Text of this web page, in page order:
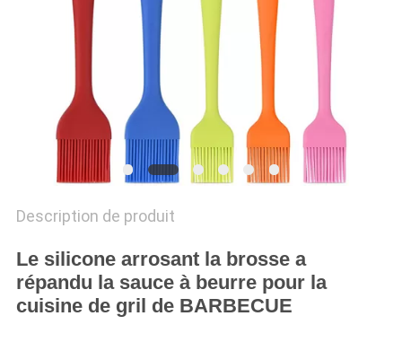
Description de produit
Le silicone arrosant la brosse a
répandu la sauce à beurre pour la
cuisine de gril de BARBECUE